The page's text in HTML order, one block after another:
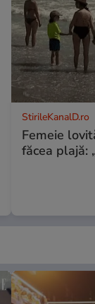
StirileKanalD.ro
Femeie
făcea plajă: